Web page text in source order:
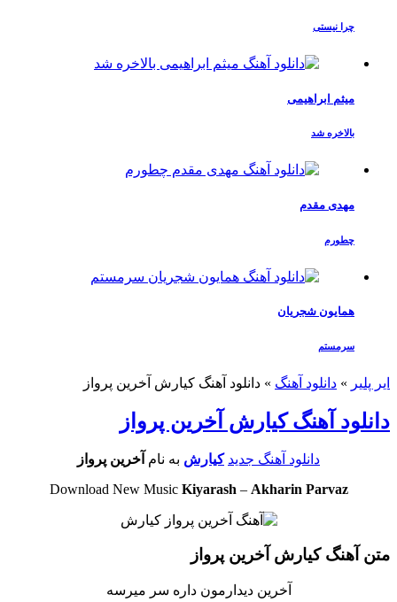
چرا نیستی
میثم ابراهیمی
بالاخره شد
مهدی مقدم
چطورم
همایون شجریان
سرمستم
ایر پلیر » دانلود آهنگ » دانلود آهنگ کیارش آخرین پرواز
دانلود آهنگ کیارش آخرین پرواز
دانلود آهنگ جدید کیارش به نام آخرین پرواز
Download New Music Kiyarash– Akharin Parvaz
متن آهنگ کیارش آخرین پرواز
آخرین دیدارمون داره سر میرسه